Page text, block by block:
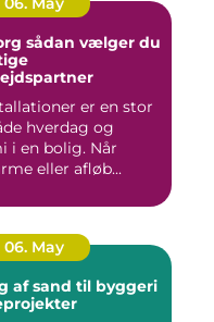
du
er en stor
hverdag og
i en bolig. Når
eller afløb...
06. May
af sand til byggeri